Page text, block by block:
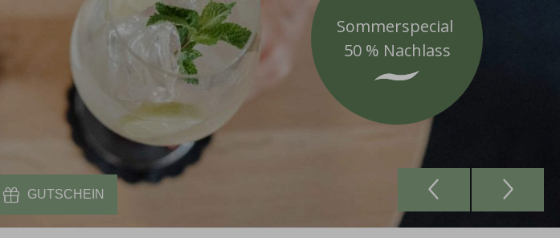
GUTSCHEIN
Sommerspecial
50 % Nachlass